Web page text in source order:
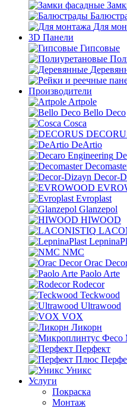
Для
3D Панели
Гипсовые
Производители
Artpole
Bello Deco
Cosca
DeArtio
Decor-
Evroplast
Glanzepol
HIWOOD
NMC
Orac
Paolo Arte
Rodecor
Teckwood
Ultrawood
VOX
Ликорн
Перфект
Уникс
Услуги
Покраска
Монтаж